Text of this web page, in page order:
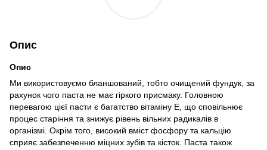
Опис
Опис
Ми використовуємо бланшований, тобто очищений фундук, за
рахунок чого паста не має гіркого присмаку. Головною
перевагою цієї пасти є багатство вітаміну Е, що сповільнює
процес старіння та знижує рівень вільних радикалів в
організмі. Окрім того, високий вміст фосфору та кальцію
сприяє забезпеченню міцних зубів та кісток. Паста також